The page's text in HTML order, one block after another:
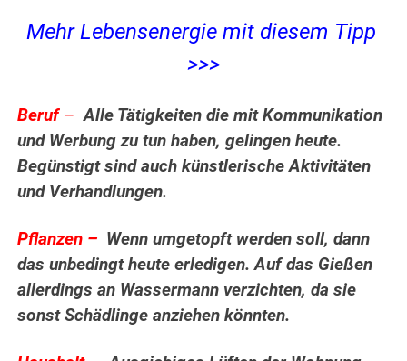
Mehr Lebensenergie mit diesem Tipp
>>>
Beruf– Alle Tätigkeiten die mit Kommunikation
und Werbung zu tun haben, gelingen heute.
Begünstigt sind auch künstlerische Aktivitäten
und Verhandlungen.
Pflanzen – Wenn umgetopft werden soll, dann
das unbedingt heute erledigen. Auf das Gießen
allerdings an Wassermann verzichten, da sie
sonst Schädlinge anziehen könnten.